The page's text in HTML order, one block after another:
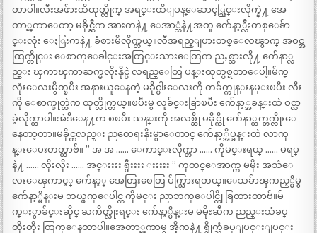
တာပါ။လီးအဖ်ားထိထုတ္လိုက္ အရင္းထိျပန္ေဆာင့္သြင္းလိုက္နဲ႔ အေ
တာ္ၾကာေတာ့ မခိုင္ဆီက အားကနဲ႔ ေအာ္သံနဲ႔အတူ က်ေနာ့္လီးတစ္ေခ်ာ
င္းလုံး ေႏြးကနဲ႔ ခံစားမိလိုက္တယ္။လီအရည္ျပားတစ္ေလၽွာက္ အဝင္အ
ထြက္တိုင္း ေစာက္ေခါင္းအတြင္းသားေတြက ညႇစ္ထားလို႔ က်ေနာ္လ
ည္း ၾကာၾကာဆက္မလိုးနိုင္ပဲ လရည္ေတြ ပန္းထုတ္ပစ္ရတာေပါ့။မ်က္
လုံးေလးမွိတ္ၿပီး အနားယူေနတဲ့ မခိုင္ပါးေလးကို တခ်က္ကုန္းနမ္းၿပီး လီး
ကို ေစာက္ဖုတ္ထဲက ထုတ္လိုက္တယ္။ၿပီးမွ လူခ်င္းခြာၿပီး က်ေနာ့္အခန္းထဲ ဝင္လာ
ခဲ့လိုက္တာပါ။အဲဒီေန႔က စၿပီး သန္းကို အလစ္ဆို မခိုင္ကို က်ေနာ္တက္တက္လိုးေ
နေတာ့တာ။မခိုင္ကလည္း ညတေရးနိုးမွာေတာင္ က်ေနာ့္အိပ္ခန္းထဲ လာကု
န္းေပးတတ္တာဗ်။ ” အ အ …… ေကာင္းလိုက္တာ …… ကိုမင္းရယ္ …… မရပ္
နဲ႔ …… လိုးလိုး …… အင္းးးး ရွီးးးး းးးးး ” ကုတင္ေအာက္က မမိုး အသံေ
လးေၾကာင့္ က်ေနာ့္ အေတြးစေတြ ပ်က္သြားရတယ္။ေသခ်ာၾကည့္မိမွ
က်ေနာ့္မိန္းမ ဘယ္ဖက္ေပါင္က ကိုမင္း ညာဘက္ေပါင္ကို ခြထားတာဗ်။မ်
က္ႏွာခ်င္းဆိုင္ ႀကိတ္လိုးရင္း က်ေနာ့္မိန္းမ မမိုးဆီက ညည္းသံခပ္
တိုးတိုး ထြက္ေနတာပါ။အေတာ္ၾကာမွ အိ့ကနဲ႔ ရွိုက္သံခပ္ျပင္းျပင္း